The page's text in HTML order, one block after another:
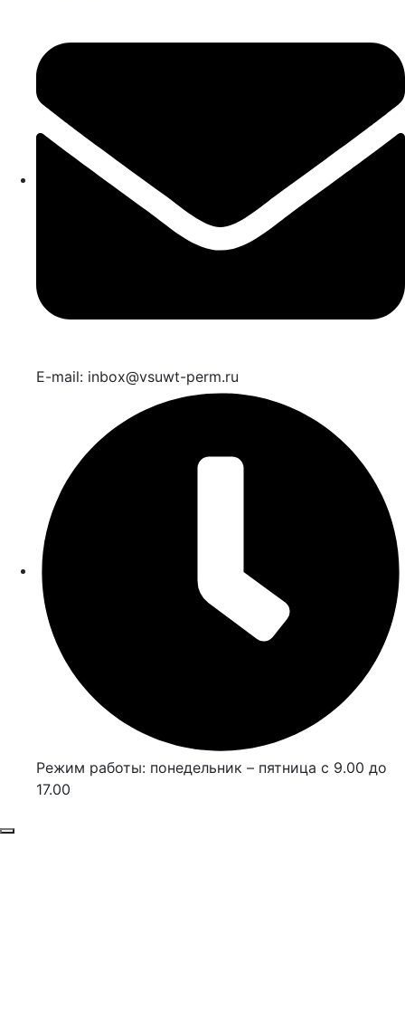
E-mail: inbox@vsuwt-perm.ru
Режим работы: понедельник – пятница с 9.00 до
17.00